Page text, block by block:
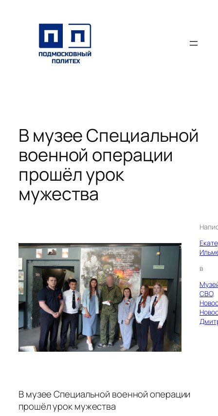
содержимому
В музее Специальной
военной операции
прошёл урок
мужества
в
СВО
В музее Специальной военной операции
прошёл урок мужества